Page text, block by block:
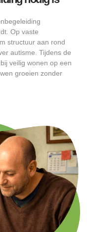
Op vaste
structuur aan rond
autisme. Tijdens de
veilig wonen op een
groeien zonder